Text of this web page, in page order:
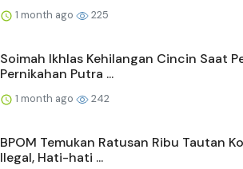
1 month ago 225
Soimah Ikhlas Kehilangan Cincin Saat
Pernikahan Putra ...
1 month ago 242
BPOM Temukan Ratusan Ribu Tautan
Ilegal, Hati-hati ...